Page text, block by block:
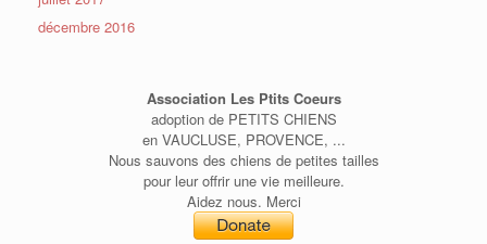
décembre 2016
Association Les Ptits Coeurs
adoption de PETITS CHIENS
en VAUCLUSE, PROVENCE, ...
Nous sauvons des chiens de petites tailles
pour leur offrir une vie meilleure.
Aidez nous. Merci